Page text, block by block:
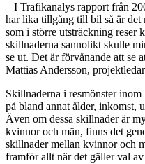
– I Trafikanalys rapport från
har lika tillgång till bil så är det
som i större utsträckning reser
skillnaderna sannolikt skulle
se ut. Det är förvånande att se
Mattias Andersson,
Skillnaderna i resmönster
på bland annat ålder, inkomst,
Även om dessa skillnader är
kvinnor och män, finns det
skillnader mellan kvinnor och
framför allt när det gäller val